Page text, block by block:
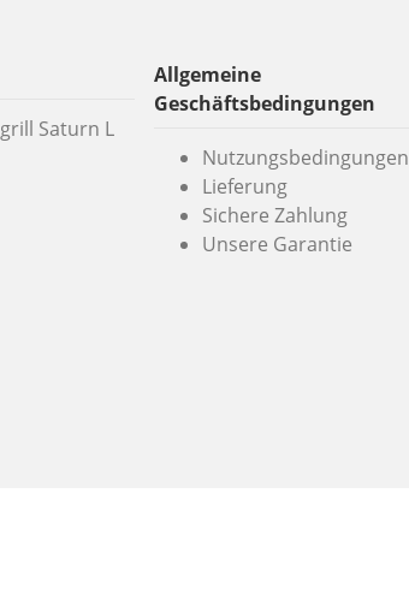
Saturn L
Allgemeine
Geschäftsbedingungen
Nutzungsbedingungen
Lieferung
Sichere Zahlung
Unsere Garantie